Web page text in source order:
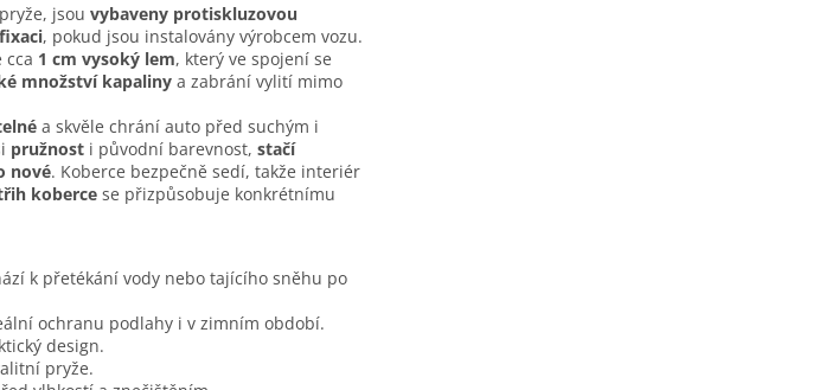
jsou vybaveny protiskluzovou
, pokud jsou instalovány výrobcem vozu.
cca 1 cm vysoký lem, který ve spojení se
množství kapaliny a zabrání vylití mimo
a skvěle chrání auto před suchým i
pružnost i původní barevnost, stačí
nové. Koberce bezpečně sedí, takže interiér
koberce se přizpůsobuje konkrétnímu
k přetékání vody nebo tajícího sněhu po
ochranu podlahy i v zimním období.
design.
pryže.